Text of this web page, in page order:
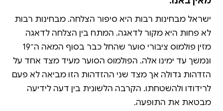
ישראל מבחינות רבות היא סיפור הצלחה. מבחינות רבות
לא פחות היא מקור לדאגה. המתח בין הצלחה לדאגה
מזין פולמוס ציבורי סוער שהחל כבר בסוף המאה ה־19
ונמשך עד ימינו אלה. הפולמוס הסוער מעיד מצד אחד על
הזדהות גדולה אך מצד שני ההזדהות הזו מביאה לא פעם
לרידודו ולהשטחתו. הקרבה הלשונית בין דעה לידיעה